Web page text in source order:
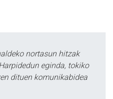
nortasun hitzak
eginda, tokiko
dituen komunikabidea